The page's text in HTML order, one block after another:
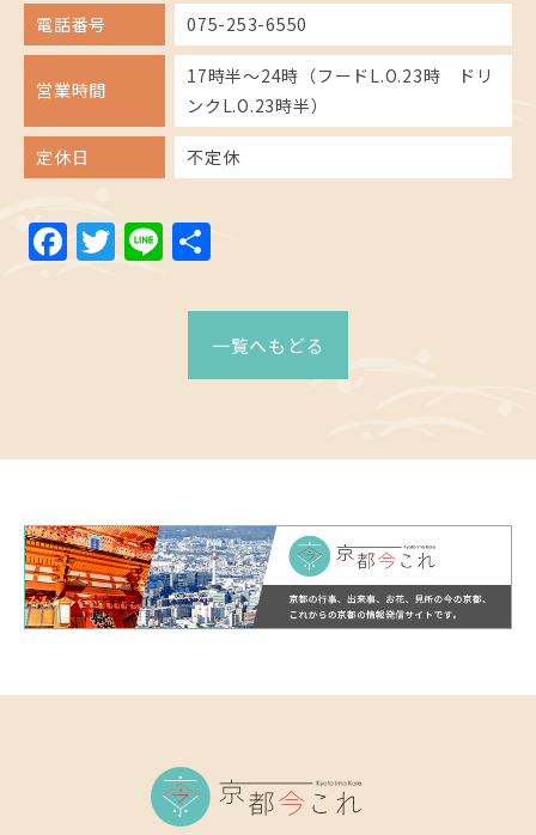
電話番号 075-253-6550
営業時間
17時半～24時（フードL.O.23時 ドリ
ンクL.O.23時半）
定休日 不定休
Facebook
Twitter
Line
一覧へもどる